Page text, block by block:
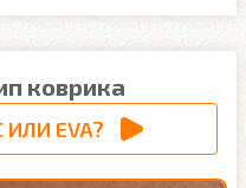
коврика
EVA?